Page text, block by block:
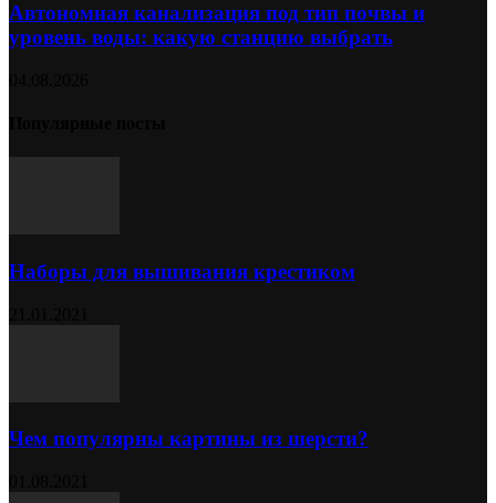
Автономная канализация под тип почвы и
уровень воды: какую станцию выбрать
Наборы для вышивания крестиком
Чем популярны картины из шерсти?